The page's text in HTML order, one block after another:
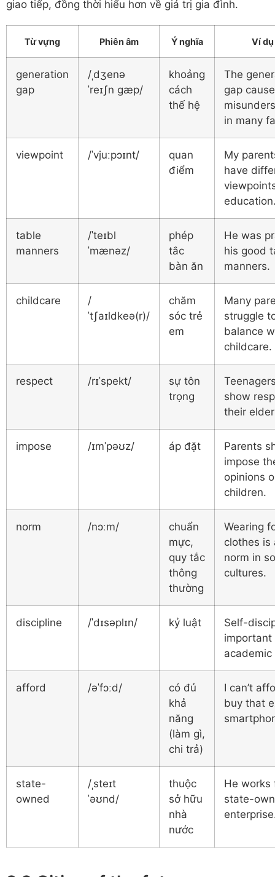
giao tiếp, đồng thời hiểu hơn về giá trị gia đình.
Từ vựng Phiên âm Ý nghĩa Ví
generation
gap
/ˌdʒenə
ˈreɪʃn ɡæp/
khoảng
cách
thế hệ
The
gap
in many
viewpoint /ˈvjuːpɔɪnt/
quan
điểm
My
have
table
manners
/ˈteɪbl
ˈmænəz/
phép
tắc
bàn ăn
He was
his good
manners.
childcare
/
ˈtʃaɪldkeə(r)/
chăm
sóc trẻ
em
Many
struggle
balance
childcare.
respect /rɪˈspekt/
sự tôn
trọng
show
their
impose /ɪmˈpəʊz/ áp đặt
Parents
impose
opinions
children.
norm /nɔːm/
chuẩn
mực,
quy tắc
thông
thường
Wearing
clothes is
norm in
cultures.
discipline /ˈdɪsəplɪn/ kỷ luật
Self-
important
academic
afford /əˈfɔːd/
có đủ
khả
năng
(làm gì,
chi trả)
I can’t
buy that
state-
owned
/ˌsteɪt
ˈəʊnd/
thuộc
sở hữu
nhà
nước
He works
state-